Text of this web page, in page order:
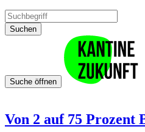
Suchen
Suche öffnen
Von 2 auf 75 Prozent